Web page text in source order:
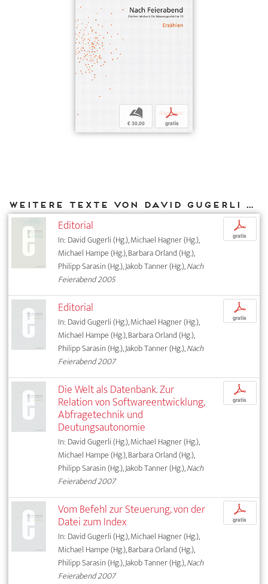
b
€ 30,00
p
gratis
Weitere Texte von David Gugerli bei DIAPHANES
Editorial
In: David Gugerli (Hg.), Michael Hagner (Hg.),
Michael Hampe (Hg.), Barbara Orland (Hg.),
Philipp Sarasin (Hg.), Jakob Tanner (Hg.),Nach
Feierabend 2005
p
gratis
Editorial
In: David Gugerli (Hg.), Michael Hagner (Hg.),
Michael Hampe (Hg.), Barbara Orland (Hg.),
Philipp Sarasin (Hg.), Jakob Tanner (Hg.),Nach
Feierabend 2007
p
gratis
Die Welt als Datenbank. Zur
Relation von Softwareentwicklung,
Abfragetechnik und
Deutungsautonomie
In: David Gugerli (Hg.), Michael Hagner (Hg.),
Michael Hampe (Hg.), Barbara Orland (Hg.),
Philipp Sarasin (Hg.), Jakob Tanner (Hg.),Nach
Feierabend 2007
p
gratis
Vom Befehl zur Steuerung, von der
Datei zum Index
In: David Gugerli (Hg.), Michael Hagner (Hg.),
Michael Hampe (Hg.), Barbara Orland (Hg.),
Philipp Sarasin (Hg.), Jakob Tanner (Hg.),Nach
Feierabend 2007
p
gratis